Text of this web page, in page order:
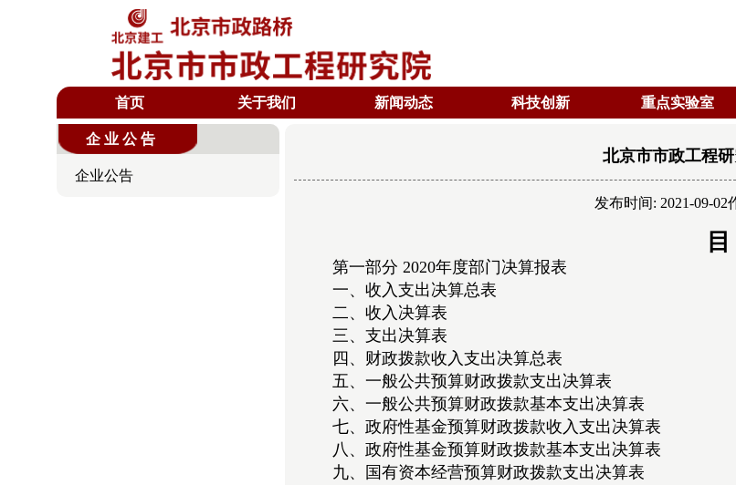
首页 关于我们 新闻动态 科技创新 重点实验室
企业公告
企业公告
北京市市政工程
发布时间: 2021-09-02
第一部分 2020年度部门决算报表
一、收入支出决算总表
二、收入决算表
三、支出决算表
四、财政拨款收入支出决算总表
五、一般公共预算财政拨款支出决算表
六、一般公共预算财政拨款基本支出决算表
七、政府性基金预算财政拨款收入支出决算表
八、政府性基金预算财政拨款基本支出决算表
九、国有资本经营预算财政拨款支出决算表